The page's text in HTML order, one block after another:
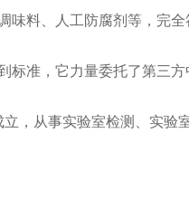
味料、人工防腐剂等，完
标准，它力量委托了第
，从事实验室检测、实